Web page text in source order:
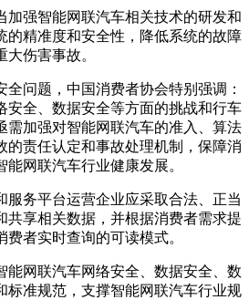
加强智能网联汽车相关技术的研发和
的精准度和安全性，降低系统的故障
伤害事故。
全问题，中国消费者协会特别强调：
安全、数据安全等方面的挑战和行车
需加强对智能网联汽车的准入、算法
的责任认定和事故处理机制，保障消
网联汽车行业健康发展。
服务平台运营企业应采取合法、正当
共享相关数据，并根据消费者需求提
者实时查询的可读模式。
能网联汽车网络安全、数据安全、数
标准规范，支撑智能网联汽车行业规